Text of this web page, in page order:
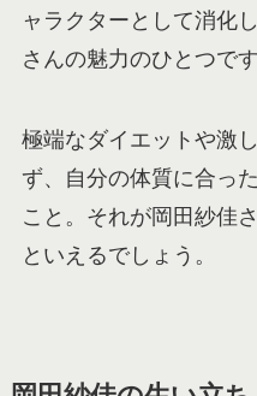
ャラクターとして消化
さんの魅力のひとつです
極端なダイエットや激
ず、自分の体質に合っ
こと。それが岡田紗佳
といえるでしょう。